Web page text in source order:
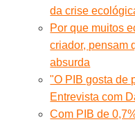
da crise
Por que muitos
criador, pensam
absurda
"O PIB gosta de
Entrevista com
Com PIB de